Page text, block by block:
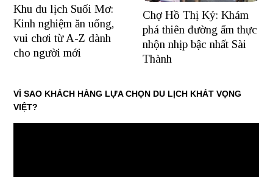
Khu du lịch Suối Mơ:
Kinh nghiệm ăn uống,
vui chơi từ A-Z dành
cho người mới
Chợ Hồ Thị Kỷ: Khám
phá thiên đường ẩm thực
nhộn nhịp bậc nhất Sài
Thành
VÌ SAO KHÁCH HÀNG LỰA CHỌN DU LỊCH KHÁT VỌNG
VIỆT?